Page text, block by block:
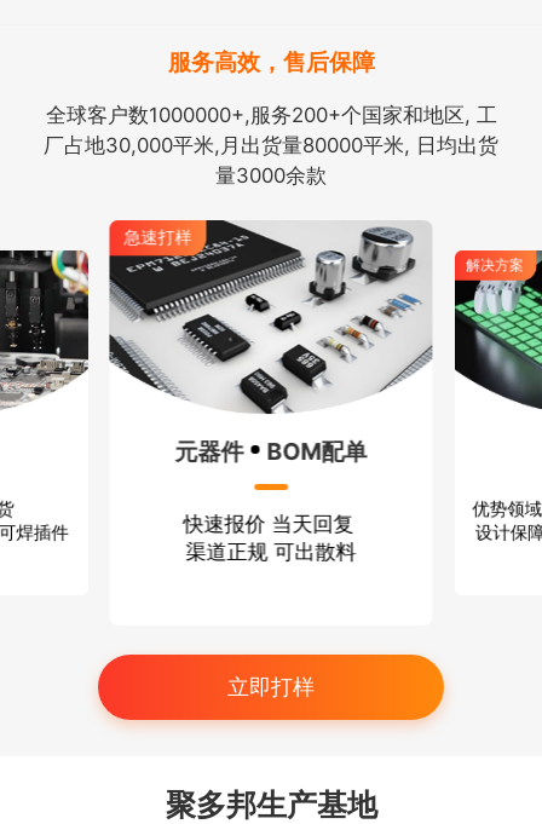
服务高效，售后保障
全球客户数1000000+,服务200+个国家和地区, 工
厂占地30,000平米,月出货量80000平米, 日均出货
量3000余款
焊插件
急速打样
元器件 BOM配单
快速报价 当天回复
渠道正规 可出散料
解决方案
优势领
设计保
立即打样
聚多邦生产基地